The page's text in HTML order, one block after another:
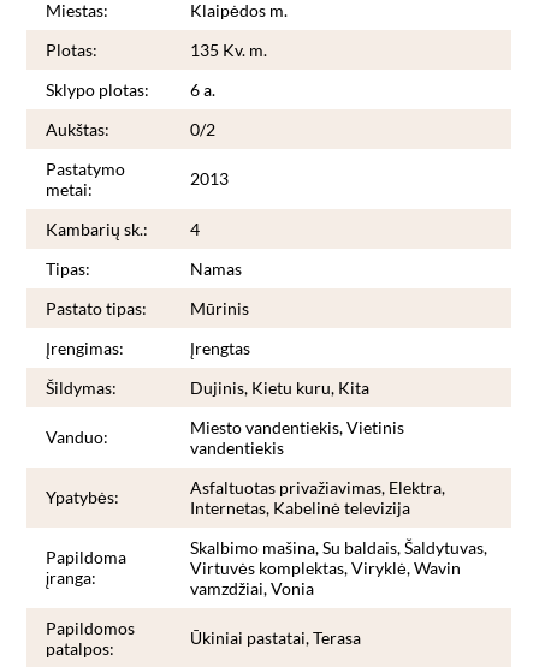
Miestas:
Klaipėdos m.
Plotas:
135 Kv. m.
Sklypo plotas:
6 a.
Aukštas:
0/2
Pastatymo
metai:
2013
Kambarių sk.:
4
Tipas:
Namas
Pastato tipas:
Mūrinis
Įrengimas:
Įrengtas
Šildymas:
Dujinis, Kietu kuru, Kita
Vanduo:
Miesto vandentiekis, Vietinis
vandentiekis
Ypatybės:
Asfaltuotas privažiavimas, Elektra,
Internetas, Kabelinė televizija
Papildoma
įranga:
Skalbimo mašina, Su baldais, Šaldytuvas,
Virtuvės komplektas, Viryklė, Wavin
vamzdžiai, Vonia
Papildomos
patalpos:
Ūkiniai pastatai, Terasa